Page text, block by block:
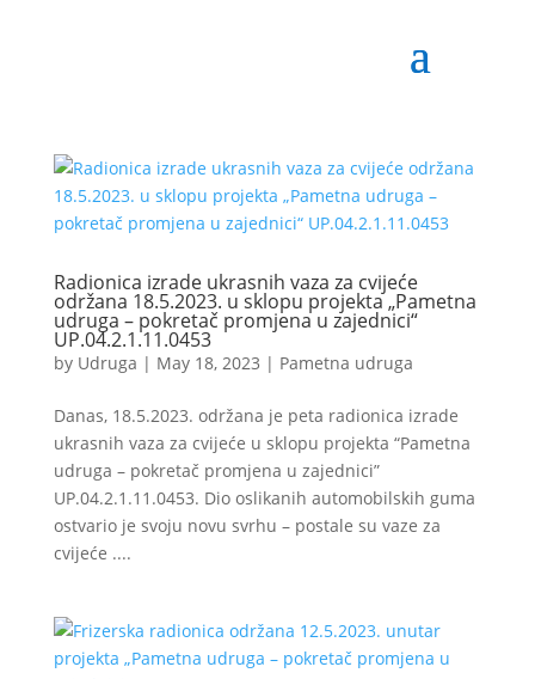
Radionica izrade ukrasnih vaza za cvijeće
održana 18.5.2023. u sklopu projekta „Pametna
udruga – pokretač promjena u zajednici“
UP.04.2.1.11.0453
by Udruga | May 18, 2023 | Pametna udruga
Danas, 18.5.2023. održana je peta radionica izrade
ukrasnih vaza za cvijeće u sklopu projekta “Pametna
udruga – pokretač promjena u zajednici”
UP.04.2.1.11.0453. Dio oslikanih automobilskih guma
ostvario je svoju novu svrhu – postale su vaze za
cvijeće ....